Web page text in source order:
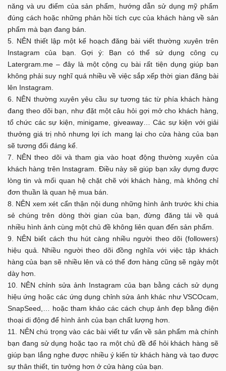
năng và ưu điểm của sản phẩm, hướng dẫn sử dụng mỹ phẩm
đúng cách hoặc những phản hồi tích cực của khách hàng về sản
phẩm mà bạn đang bán.
NÊN thiết lập một kế hoạch đăng bài viết thường xuyên trên
Instagram của bạn. Gợi ý: Bạn có thể sử dụng công cụ
Latergram.me – đây là một cộng cụ bài rất tiện dụng giúp bạn
không phải suy nghĩ quá nhiều về việc sắp xếp thời gian đăng bài
lên Instagram.
NÊN thường xuyên yêu cầu sự tương tác từ phía khách hàng
đang theo dõi bạn, như đặt một câu hỏi gợi mở cho khách hàng,
tổ chức các sự kiện, minigame, giveaway… Các sự kiện với giải
thưởng giá trị nhỏ nhưng lợi ích mang lại cho cửa hàng của bạn
sẽ tương đối đáng kể.
NÊN theo dõi và tham gia vào hoạt động thường xuyên của
khách hàng trên Instagram. Điều này sẽ giúp bạn xây dựng được
lòng tin và mối quan hệ chặt chẽ với khách hàng, mà không chỉ
đơn thuần là quan hệ mua bán.
NÊN xem xét cẩn thận nội dung những hình ảnh trước khi chia
sẻ chúng trên dòng thời gian của bạn, đừng đăng tải về quá
nhiều hình ảnh cùng một chủ đề không liên quan đến sản phẩm.
NÊN biết cách thu hút càng nhiều người theo dõi (followers)
hiệu quả. Nhiều người theo dõi đồng nghĩa với việc tập khách
hàng của bạn sẽ nhiều lên và có thể đơn hàng cũng sẽ ngày một
dày hơn.
NÊN chỉnh sửa ảnh Instagram của bạn bằng cách sử dụng
hiệu ứng hoặc các ứng dụng chỉnh sửa ảnh khác như VSCOcam,
SnapSeed,… hoặc tham khảo các cách chụp ảnh đẹp bằng điện
thoại di động để hình ảnh của bạn chất lượng hơn.
NÊN chú trọng vào các bài viết tư vấn về sản phẩm mà chính
bạn đang sử dụng hoặc tạo ra một chủ đề để hỏi khách hàng sẽ
giúp bạn lắng nghe được nhiều ý kiến từ khách hàng và tạo được
sự thân thiết, tin tưởng hơn ở cửa hàng của bạn.